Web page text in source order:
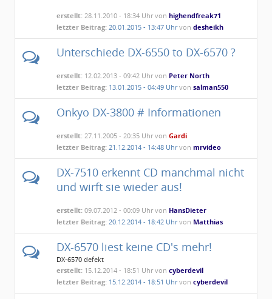
erstellt: 28.11.2010 - 18:34 Uhr vonhighendfreak71
letzter Beitrag: 20.01.2015 - 13:47 Uhrvondesheikh
Unterschiede DX-6550 to DX-6570 ?
erstellt: 12.02.2013 - 09:42 Uhr von Peter North
letzter Beitrag: 13.01.2015 - 04:49 Uhrvonsalman550
Onkyo DX-3800 # Informationen
erstellt: 27.11.2005 - 20:35 Uhr vonGardi
letzter Beitrag: 21.12.2014 - 14:48 Uhrvonmrvideo
DX-7510 erkennt CD manchmal nicht
und wirft sie wieder aus!
erstellt: 09.07.2012 - 00:09 Uhr von HansDieter
letzter Beitrag: 20.12.2014 - 18:42 Uhrvon Matthias
DX-6570 liest keine CD's mehr!
DX-6570 defekt
erstellt: 15.12.2014 - 18:51 Uhr voncyberdevil
letzter Beitrag: 15.12.2014 - 18:51 Uhrvoncyberdevil